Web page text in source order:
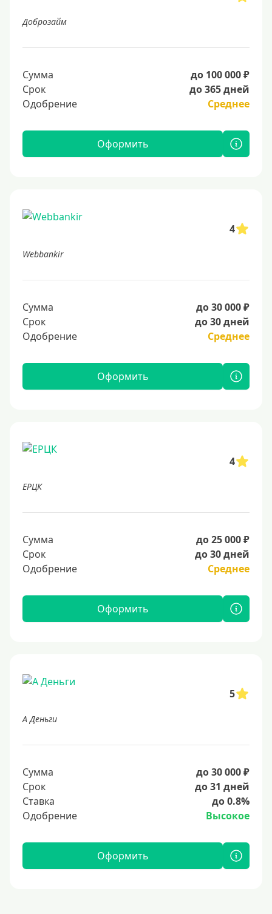
Доброзайм
Сумма
до 100 000 ₽
Срок
до 365 дней
Одобрение
Среднее
Оформить
4
Webbankir
Сумма
до 30 000 ₽
Срок
до 30 дней
Одобрение
Среднее
Оформить
4
ЕРЦК
Сумма
до 25 000 ₽
Срок
до 30 дней
Одобрение
Среднее
Оформить
5
А Деньги
Сумма
до 30 000 ₽
Срок
до 31 дней
Ставка
до 0.8%
Одобрение
Высокое
Оформить